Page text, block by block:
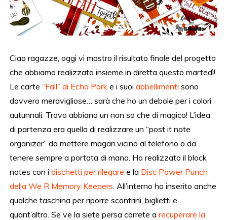
Ciao ragazze, oggi vi mostro il risultato finale del progetto
che abbiamo realizzato insieme in diretta questo martedì!
Le carte“Fall” di Echo Park e i suoiabbellimenti sono
davvero meravigliose… sarà che ho un debole per i colori
autunnali. Trovo abbiano un non so che di magico! L’idea
di partenza era quella di realizzare un “post it note
organizer” da mettere magari vicino al telefono o da
tenere sempre a portata di mano. Ho realizzato il block
notes con idischetti per rilegare e la Disc Power Punch
della We R Memory Keepers . All’interno ho inserito anche
qualche taschina per riporre scontrini, biglietti e
quant’altro. Se ve la siete persa correte arecuperare la